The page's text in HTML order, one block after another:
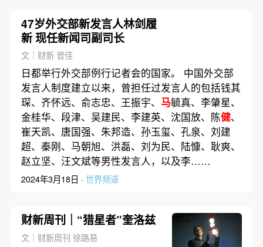
47岁外交部新发言人林剑履
新 现任新闻司副司长
文｜财新 曾佳
日都举行外交部例行记者会的国家。 中国外交部
发言人制度建立以来，曾担任过发言人的包括钱其
琛、齐怀远、俞志忠、王振宇、 马毓真、李肇星、
金桂华、段津、吴建民、李建英、沈国放、陈健、
崔天凯、唐国强、朱邦造、孙玉玺、孔泉、刘建
超、秦刚、马朝旭、洪磊、刘为民、陆慷、耿爽、
赵立坚、汪文斌等男性发言人，以及李……
2024年3月18日 · 世界频道
财新周刊｜“猎星者”奎洛兹
文｜财新周刊 徐路易